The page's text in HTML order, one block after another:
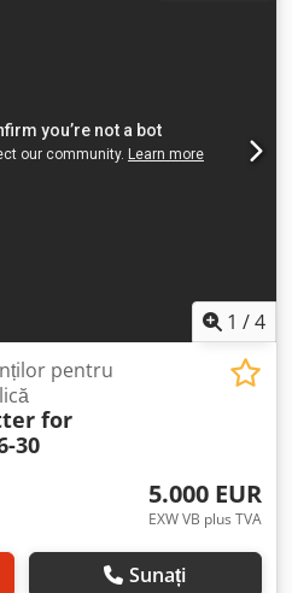
400V Frecvență – 50Hz
– 0,20 kVA Capacitate – 65
20 – 100 mm Pas dinte – 6 –
1 /4
pentru
for
30
5.000 EUR
EXW VB plus TVA
Sunați